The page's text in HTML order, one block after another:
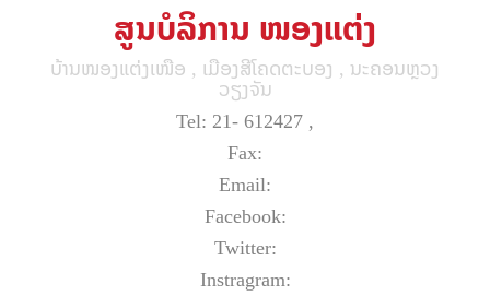
ສູນບໍລິການ ໜອງແຕ່ງ
ບ້ານໜອງແຕ່ງເໜືອ , ເມືອງສີໂຄດຕະບອງ , ນະຄອນຫຼວງ
ວຽງຈັນ
Tel: 21- 612427 ,
Fax:
Email:
Facebook:
Twitter:
Instragram: